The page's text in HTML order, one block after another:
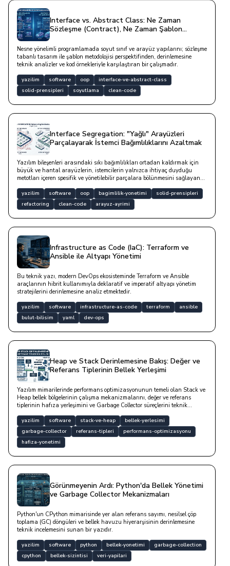
Interface vs. Abstract Class: Ne Zaman
Sözleşme (Contract), Ne Zaman Şablon
Nesne yönelimli programlamada soyut sınıf ve arayüz yapılarını; sözleşme
tabanlı tasarım ile şablon metodolojisi perspektifinden, derinlemesine
teknik analizler ve kod örnekleriyle karşılaştıran bir çalışmadır.
yazilim software oop
interface-ve-abstract-class
solid-prensipleri
soyutlama clean-code
Interface Segregation: "Yağlı" Arayüzleri
Parçalayarak İstemci Bağımlılıklarını Azaltmak
Yazılım bileşenleri arasındaki sıkı bağımlılıkları ortadan kaldırmak için
büyük ve hantal arayüzlerin, istemcilerin yalnızca ihtiyaç duyduğu
metotları içeren spesifik ve yönetilebilir parçalara bölünmesini sağlayan
yazilim software oop bagimlilik-yonetimi
solid-prensipleri
refactoring
clean-code arayuz-ayrimi
Infrastructure as Code (IaC): Terraform ve
Ansible ile Altyapı Yönetimi
Bu teknik yazı, modern DevOps ekosisteminde Terraform ve Ansible
araçlarının hibrit kullanımıyla deklaratif ve imperatif altyapı yönetim
stratejilerini derinlemesine analiz etmektedir.
yazilim software infrastructure-as-code terraform
ansible
bulut-bilisim
yaml dev-ops
Heap ve Stack Derinlemesine Bakış: Değer ve
Referans Tiplerinin Bellek Yerleşimi
Yazılım mimarilerinde performans optimizasyonunun temeli olan Stack ve
Heap bellek bölgelerinin çalışma mekanizmalarını, değer ve referans
tiplerinin hafıza yerleşimini ve Garbage Collector süreçlerini teknik
yazilim software stack-ve-heap
bellek-yerlesimi
garbage-collector
referans-tipleri
performans-optimizasyonu
hafiza-yonetimi
Görünmeyenin Ardı: Python'da Bellek Yönetimi
ve Garbage Collector Mekanizmaları
Python'un CPython mimarisinde yer alan referans sayımı, nesilsel çöp
toplama (GC) döngüleri ve bellek havuzu hiyerarşisinin derinlemesine
teknik incelemesini sunan bir yazıdır.
yazilim software python bellek-yonetimi
garbage-collection
cpython
bellek-sizintisi veri-yapilari